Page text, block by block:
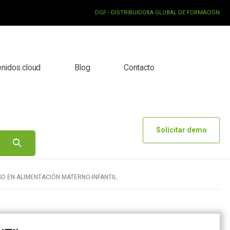
DGF - DISTRIBUIDORA GLOBAL DE FORMACIÓN
Blog Contacto
Solicitar demo
EN ALIMENTACIÓN MATERNO-INFANTIL